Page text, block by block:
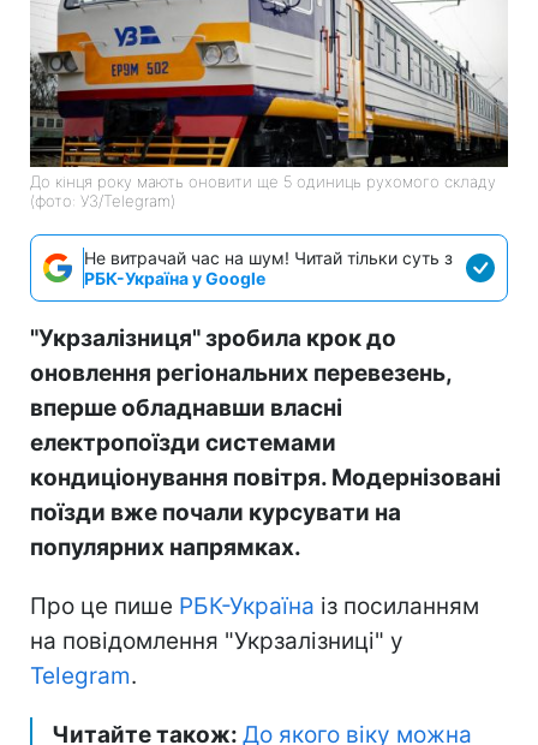
До кінця року мають оновити ще 5 одиниць рухомого складу
(фото: УЗ/Telegram)
Не витрачай час на шум! Читай тільки суть з
РБК-Україна у Google
"Укрзалізниця" зробила крок до
оновлення регіональних перевезень,
вперше обладнавши власні
електропоїзди системами
кондиціонування повітря. Модернізовані
поїзди вже почали курсувати на
популярних напрямках.
Про це пише РБК-Україна із посиланням
на повідомлення "Укрзалізниці" у
Telegram.
Читайте також: До якого віку можна